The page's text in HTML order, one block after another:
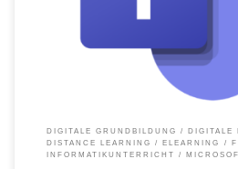
DIGITALE GRUNDBILDUNG
DIGITALE
DISTANCE LEARNING
ELEARNING
INFORMATIKUNTERRICHT